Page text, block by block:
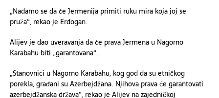
„Nadamo se da će Jermenija primiti ruku mira koja joj se
pruža“, rekao je Erdogan.
Alijev je dao uveravanja da će prava Jermena u Nagorno
Karabahu biti „garantovana“.
„Stanovnici u Nagorno Karabahu, kog god da su etničkog
porekla, građani su Azerbejdžana. Njihova prava će garantovati
azerbejdžanska država“, rekao je Alijev na zajedničkoj